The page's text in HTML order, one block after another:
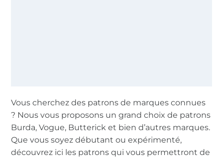
Vous cherchez des patrons de marques connues
? Nous vous proposons un grand choix de patrons
Burda, Vogue, Butterick et bien d’autres marques.
Que vous soyez débutant ou expérimenté,
découvrez ici les patrons qui vous permettront de